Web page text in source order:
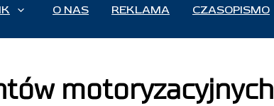
O NAS REKLAMA CZASOPISMO
motoryzacyjnych